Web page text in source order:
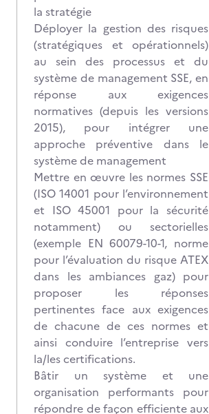
la stratégie
Déployer la gestion des risques
(stratégiques et opérationnels)
au sein des processus et du
système de management SSE, en
réponse aux exigences
normatives (depuis les versions
2015), pour intégrer une
approche préventive dans le
système de management
Mettre en œuvre les normes SSE
(ISO 14001 pour l’environnement
et ISO 45001 pour la sécurité
notamment) ou sectorielles
(exemple EN 60079-10-1, norme
pour l’évaluation du risque ATEX
dans les ambiances gaz) pour
proposer les réponses
pertinentes face aux exigences
de chacune de ces normes et
ainsi conduire l’entreprise vers
la/les certifications.
Bâtir un système et une
organisation performants pour
répondre de façon efficiente aux